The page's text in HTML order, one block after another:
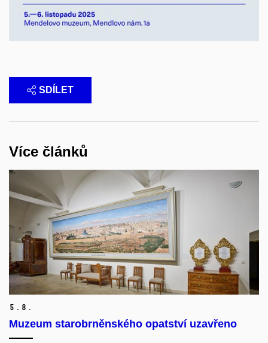
SDÍLET
Více článků
5. 8.
Muzeum starobrněnského opatství uzavřeno